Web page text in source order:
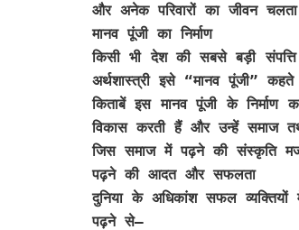
और अनेक परिवारों का जीवन
मानव पूंजी का निर्माण
किसी भी देश की सबसे बड़ी
अर्थशास्त्री इसे “मानव पूंजी”
किताबें इस मानव पूंजी के निर्माण
विकास करती हैं और उन्हें समाज
जिस समाज में पढ़ने की संस्कृति
पढ़ने की आदत और सफलता
दुनिया के अधिकांश सफल
पढ़ने से—